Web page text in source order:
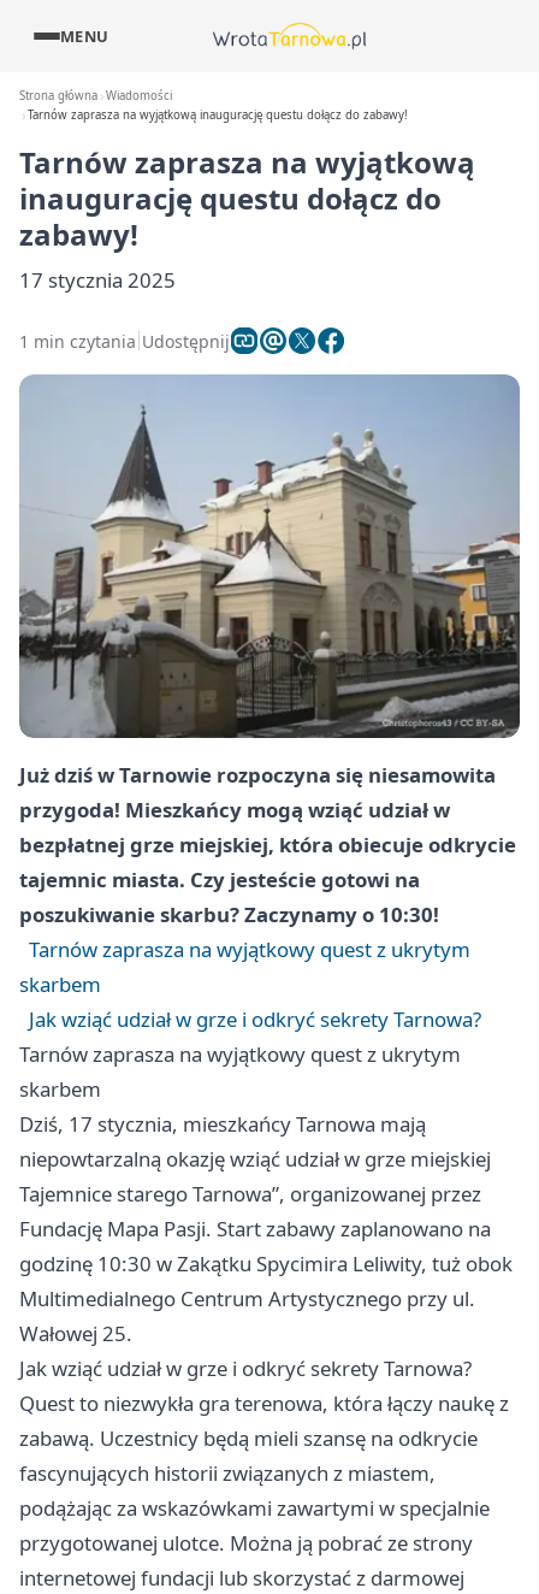
MENU
Strona główna Wiadomości
Tarnów zaprasza na wyjątkową inaugurację questu dołącz do zabawy!
Tarnów zaprasza na wyjątkową
inaugurację questu dołącz do
zabawy!
17 stycznia 2025
1 min czytania Udostępnij
Już dziś w Tarnowie rozpoczyna się niesamowita
przygoda! Mieszkańcy mogą wziąć udział w
bezpłatnej grze miejskiej, która obiecuje odkrycie
tajemnic miasta. Czy jesteście gotowi na
poszukiwanie skarbu? Zaczynamy o 10:30!
Tarnów zaprasza na wyjątkowy quest z ukrytym
skarbem
Jak wziąć udział w grze i odkryć sekrety Tarnowa?
Tarnów zaprasza na wyjątkowy quest z ukrytym
skarbem
Dziś, 17 stycznia, mieszkańcy Tarnowa mają
niepowtarzalną okazję wziąć udział w grze miejskiej
Tajemnice starego Tarnowa”, organizowanej przez
Fundację Mapa Pasji. Start zabawy zaplanowano na
godzinę 10:30 w Zakątku Spycimira Leliwity, tuż obok
Multimedialnego Centrum Artystycznego przy ul.
Wałowej 25.
Jak wziąć udział w grze i odkryć sekrety Tarnowa?
Quest to niezwykła gra terenowa, która łączy naukę z
zabawą. Uczestnicy będą mieli szansę na odkrycie
fascynujących historii związanych z miastem,
podążając za wskazówkami zawartymi w specjalnie
przygotowanej ulotce. Można ją pobrać ze strony
internetowej fundacji lub skorzystać z darmowej